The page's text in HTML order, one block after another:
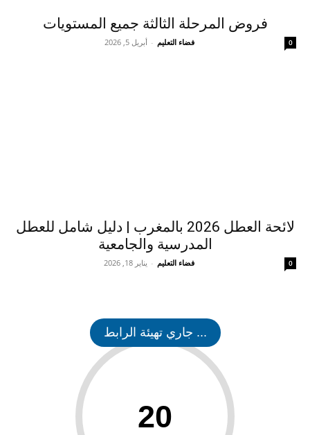
فروض المرحلة الثالثة جميع المستويات
فضاء التعليم - أبريل 5, 2026 0
لائحة العطل 2026 بالمغرب | دليل شامل للعطل
المدرسية والجامعية
فضاء التعليم - يناير 18, 2026 0
... جاري تهيئة الرابط
20